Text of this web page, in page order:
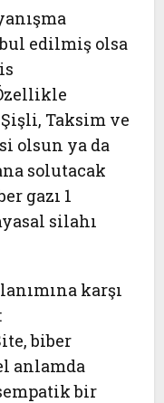
edilmiş olsa
Taksim ve
olsun ya da
solutacak
gazı 1
silahı
karşı
biber
anlamda
bir